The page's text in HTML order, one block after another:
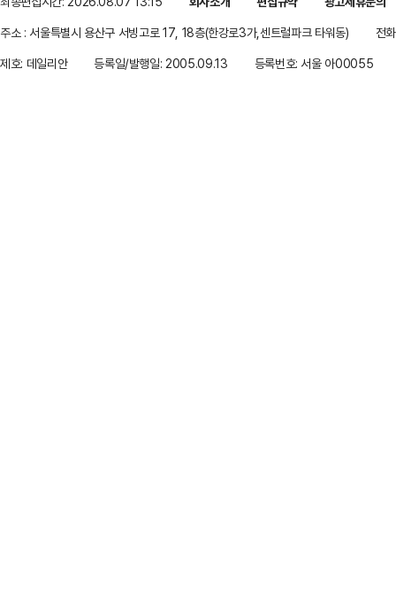
주소 : 서울특별시 용산구 서빙고로 17, 18층(한강로3가,센트럴파크 타워동)
전
제호: 데일리안
등록일/발행일: 2005.09.13 등록번호: 서울 아00055